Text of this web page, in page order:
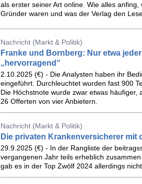
als erster seiner Art online. Wie alles
Gründer waren und was der Verlag den
Nachricht (Markt & Politik)
Franke und Bornberg: Nur etwa
„hervorragend“
2.10.2025 (€) - Die Analysten haben ihr
eingeführt. Durchleuchtet wurden fast 900
Die Höchstnote wurde zwar etwas
26 Offerten von vier Anbietern.
Nachricht (Markt & Politik)
Die privaten Krankenversicherer mit
29.9.2025 (€) - In der Rangliste der
vergangenen Jahr teils erheblich
gab es in der Top Zwölf 2024 allerdings nicht.